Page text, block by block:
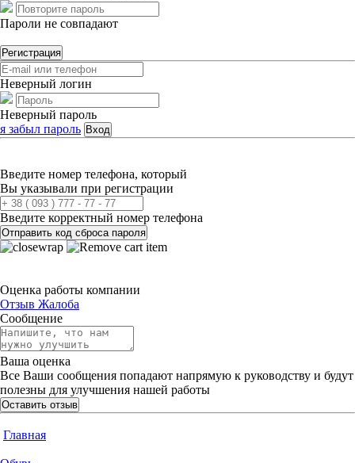
Пароли не совпадают
Регистрация
Неверный логин
Неверный пароль
я забыл пароль Вход
Введите номер телефона, который
Вы указывали при регистрации
Введите корректный номер телефона
Отправить код сброса пароля
Оценка работы компании
Отзыв Жалоба
Сообщение
Ваша оценка
Все Ваши сообщения попадают напрямую к руководству и будут
полезны для улучшения нашей работы
Оставить отзыв
Главная